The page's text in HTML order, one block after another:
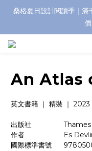
桑格夏日設計閱讀季｜滿
An Atlas
英文書籍 ｜ 精裝 ｜
出版社　　   　
作者　　　　      Es
國際標準書號